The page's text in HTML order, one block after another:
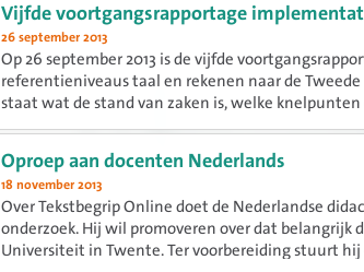
Vijfde voortgangsrapportage
26 september 2013
Op 26 september 2013 is de vijfde
referentieniveaus taal en rekenen naar de
staat wat de stand van zaken is, welke
Oproep aan docenten Nederlands
18 november 2013
Over Tekstbegrip Online doet de Nederlandse
onderzoek. Hij wil promoveren over dat belangrijk
Universiteit in Twente. Ter voorbereiding stuurt